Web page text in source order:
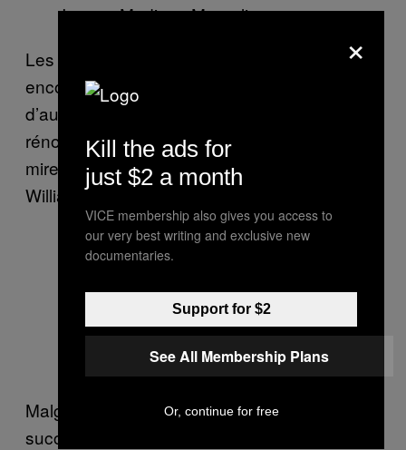
Image: Madison Margolin
Les agences de transport de New York ont
encore du pain sur la planche, puisque
d’autres projets controversés, comme la
rénovation de la ligne L, sont en ligne de
mire. Il s’agira de relier le quartier de
Williamsburg (Brooklyn) à Manhattan.
sur la ligne Q. Ils leur permet de
gagner un temps considérable sur
leur trajet. Image : Madison Margolin
Malgré tout, le métro de la 2de avenue est un
succès, et restera dans les esprits comme un
×
Kill the ads for
just $2 a month
VICE membership also gives you access to
our very best writing and exclusive new
documentaries.
Support for $2
See All Membership Plans
Or, continue for free